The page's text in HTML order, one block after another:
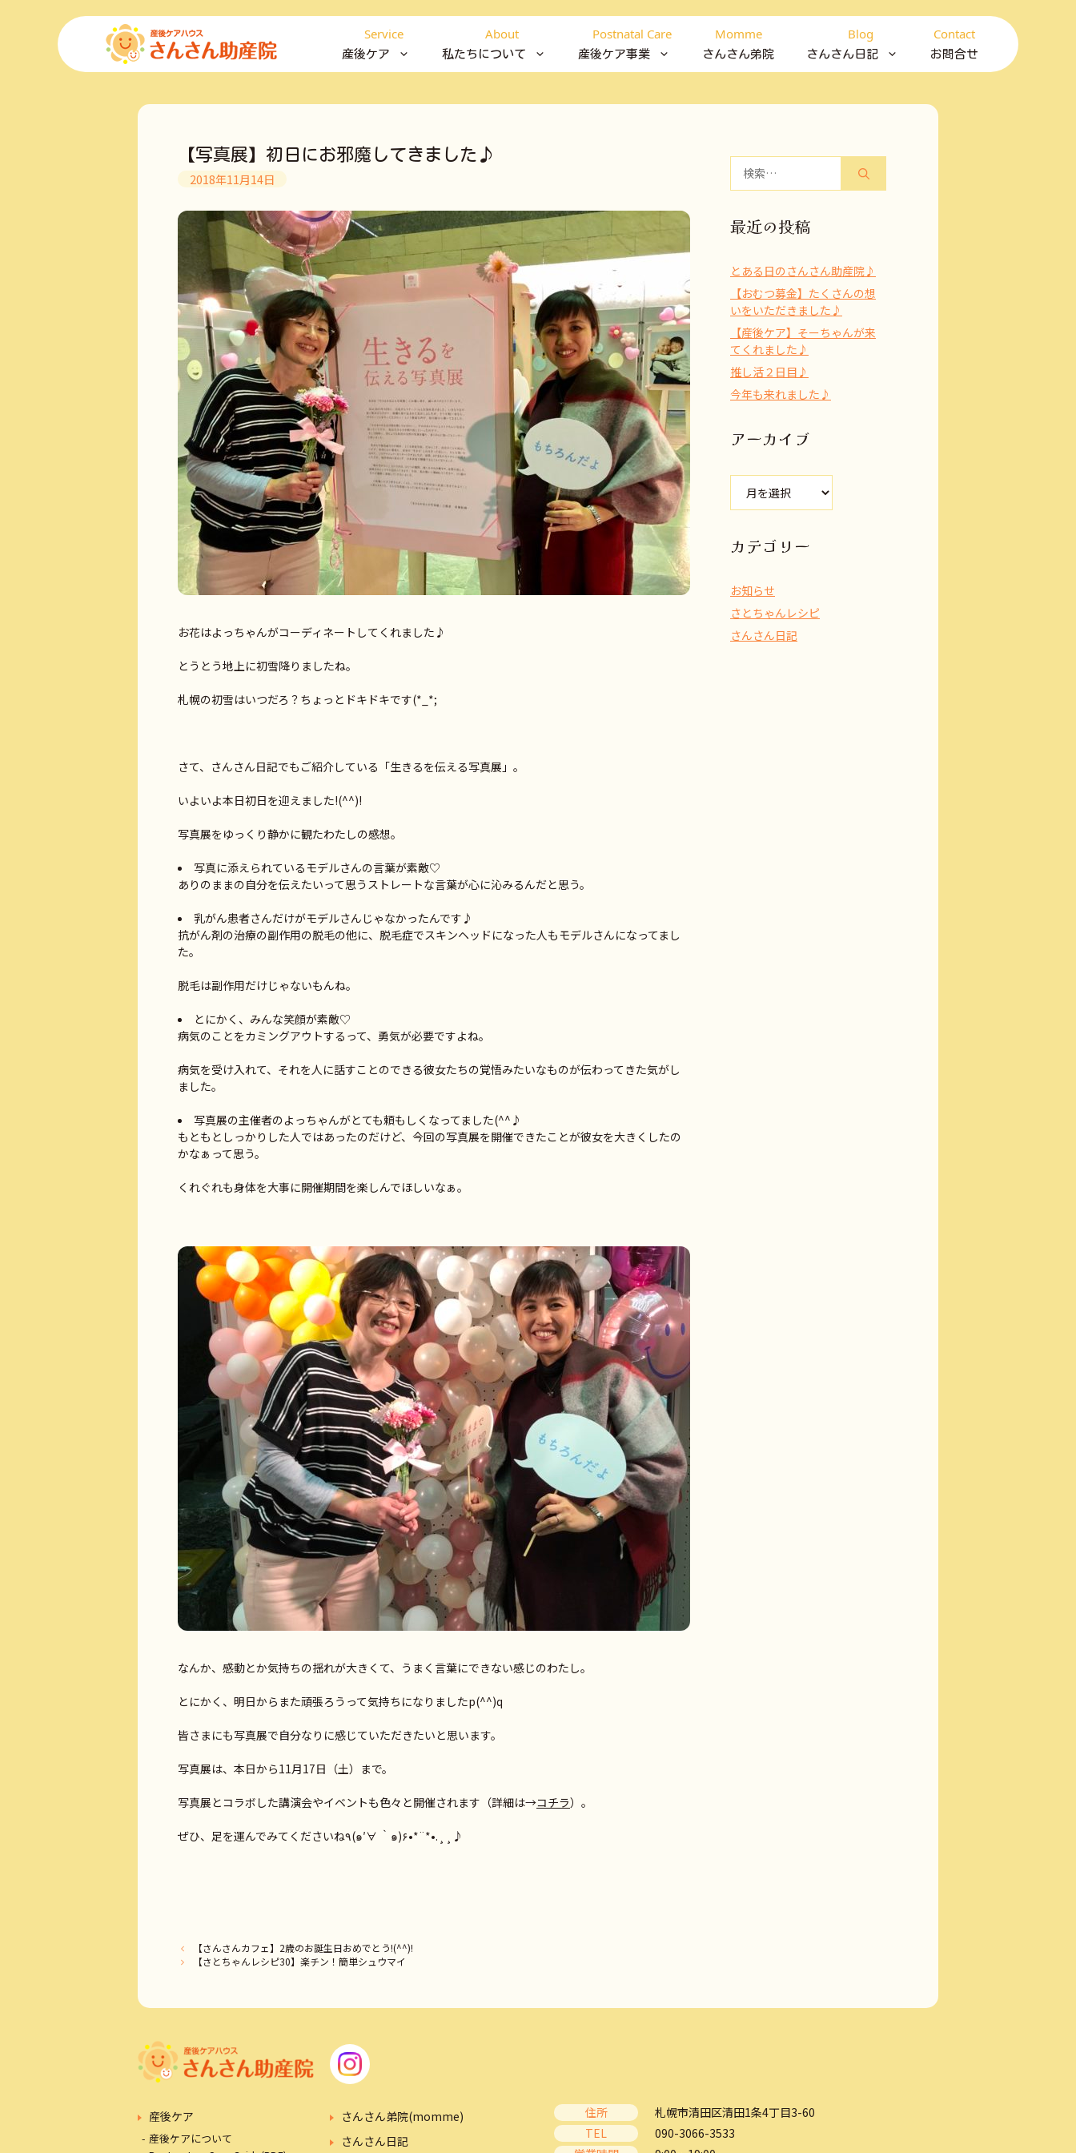
Service
産後ケア
About
私たちについて
Postnatal Care
産後ケア事業
Momme
さんさん弟院
Blog
さんさん日記
Contact
お問合せ
【写真展】初日にお邪魔してきました♪
2018年11月14日
お花はよっちゃんがコーディネートしてくれました♪
とうとう地上に初雪降りましたね。
札幌の初雪はいつだろ？ちょっとドキドキです(*_*;
さて、さんさん日記でもご紹介している「生きるを伝える写真展」。
いよいよ本日初日を迎えました!(^^)!
写真展をゆっくり静かに観たわたしの感想。
写真に添えられているモデルさんの言葉が素敵♡
ありのままの自分を伝えたいって思うストレートな言葉が心に沁みるんだと思う。
乳がん患者さんだけがモデルさんじゃなかったんです♪
抗がん剤の治療の副作用の脱毛の他に、脱毛症でスキンヘッドになった人もモデルさんになってまし
た。
脱毛は副作用だけじゃないもんね。
とにかく、みんな笑顔が素敵♡
病気のことをカミングアウトするって、勇気が必要ですよね。
病気を受け入れて、それを人に話すことのできる彼女たちの覚悟みたいなものが伝わってきた気がし
ました。
写真展の主催者のよっちゃんがとても頼もしくなってました(^^♪
もともとしっかりした人ではあったのだけど、今回の写真展を開催できたことが彼女を大きくしたの
かなぁって思う。
くれぐれも身体を大事に開催期間を楽しんでほしいなぁ。
なんか、感動とか気持ちの揺れが大きくて、うまく言葉にできない感じのわたし。
とにかく、明日からまた頑張ろうって気持ちになりましたp(^^)q
皆さまにも写真展で自分なりに感じていただきたいと思います。
写真展は、本日から11月17日（土）まで。
写真展とコラボした講演会やイベントも色々と開催されます（詳細は→コチラ）。
ぜひ、足を運んでみてくださいね٩(๑′∀ ‵๑)۶•*¨*•.¸¸♪
【さんさんカフェ】2歳のお誕生日おめでとう!(^^)!
【さとちゃんレシピ30】楽チン！簡単シュウマイ
最近の投稿
とある日のさんさん助産院♪
【おむつ募金】たくさんの想
いをいただきました♪
【産後ケア】そーちゃんが来
てくれました♪
推し活２日目♪
今年も来れました♪
アーカイブ
ブ
カテゴリー
お知らせ
さとちゃんレシピ
さんさん日記
産後ケア
産後ケアについて
さんさん弟院(momme)
さんさん日記
住所
札幌市清田区清田1条4丁目3-60
TEL
090-3066-3533